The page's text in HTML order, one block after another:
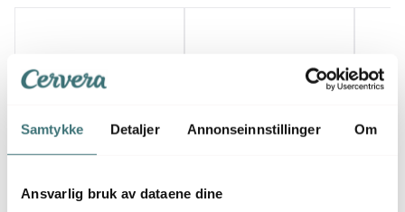
Samtykke Detaljer Annonseinnstillinger Om
Ansvarlig bruk av dataene dine
Ritzenhoff Ritzenhoff